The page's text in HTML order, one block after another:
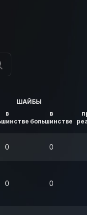
ШАЙБЫ
в
в
большинстве
0 0
0 0